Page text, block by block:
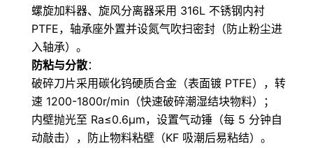
螺旋加料器、旋风分离器采用 316L 不锈钢内衬
PTFE，轴承座外置并设氮气吹扫密封（防止粉尘进
入轴承）。
防粘与分散：
破碎刀片采用碳化钨硬质合金（表面镀 PTFE），转
速 1200-1800r/min（快速破碎潮湿结块物料）；
内壁抛光至 Ra≤0.6μm，设置气动锤（每 5 分钟自
动敲击），防止物料粘壁（KF 吸潮后易粘结）。